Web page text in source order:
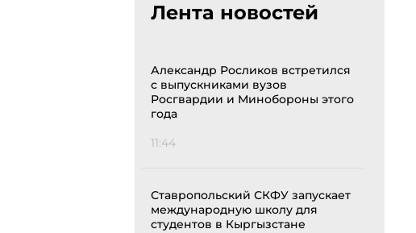
Лента новостей
Александр Росликов встретился
с выпускниками вузов
Росгвардии и Минобороны этого
года
11:44
Ставропольский СКФУ запускает
международную школу для
студентов в Кыргызстане